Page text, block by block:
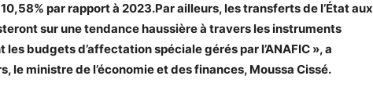
par rapport à 2023.Par ailleurs, les transferts de l’État aux
sur une tendance haussière à travers les instruments
budgets d’affectation spéciale gérés par l’ANAFIC », a
le ministre de l’économie et des finances, Moussa Cissé.